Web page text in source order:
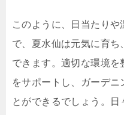
このように、日当たりや
で、夏水仙は元気に育
できます。適切な環境
をサポートし、ガーデニ
とができるでしょう。